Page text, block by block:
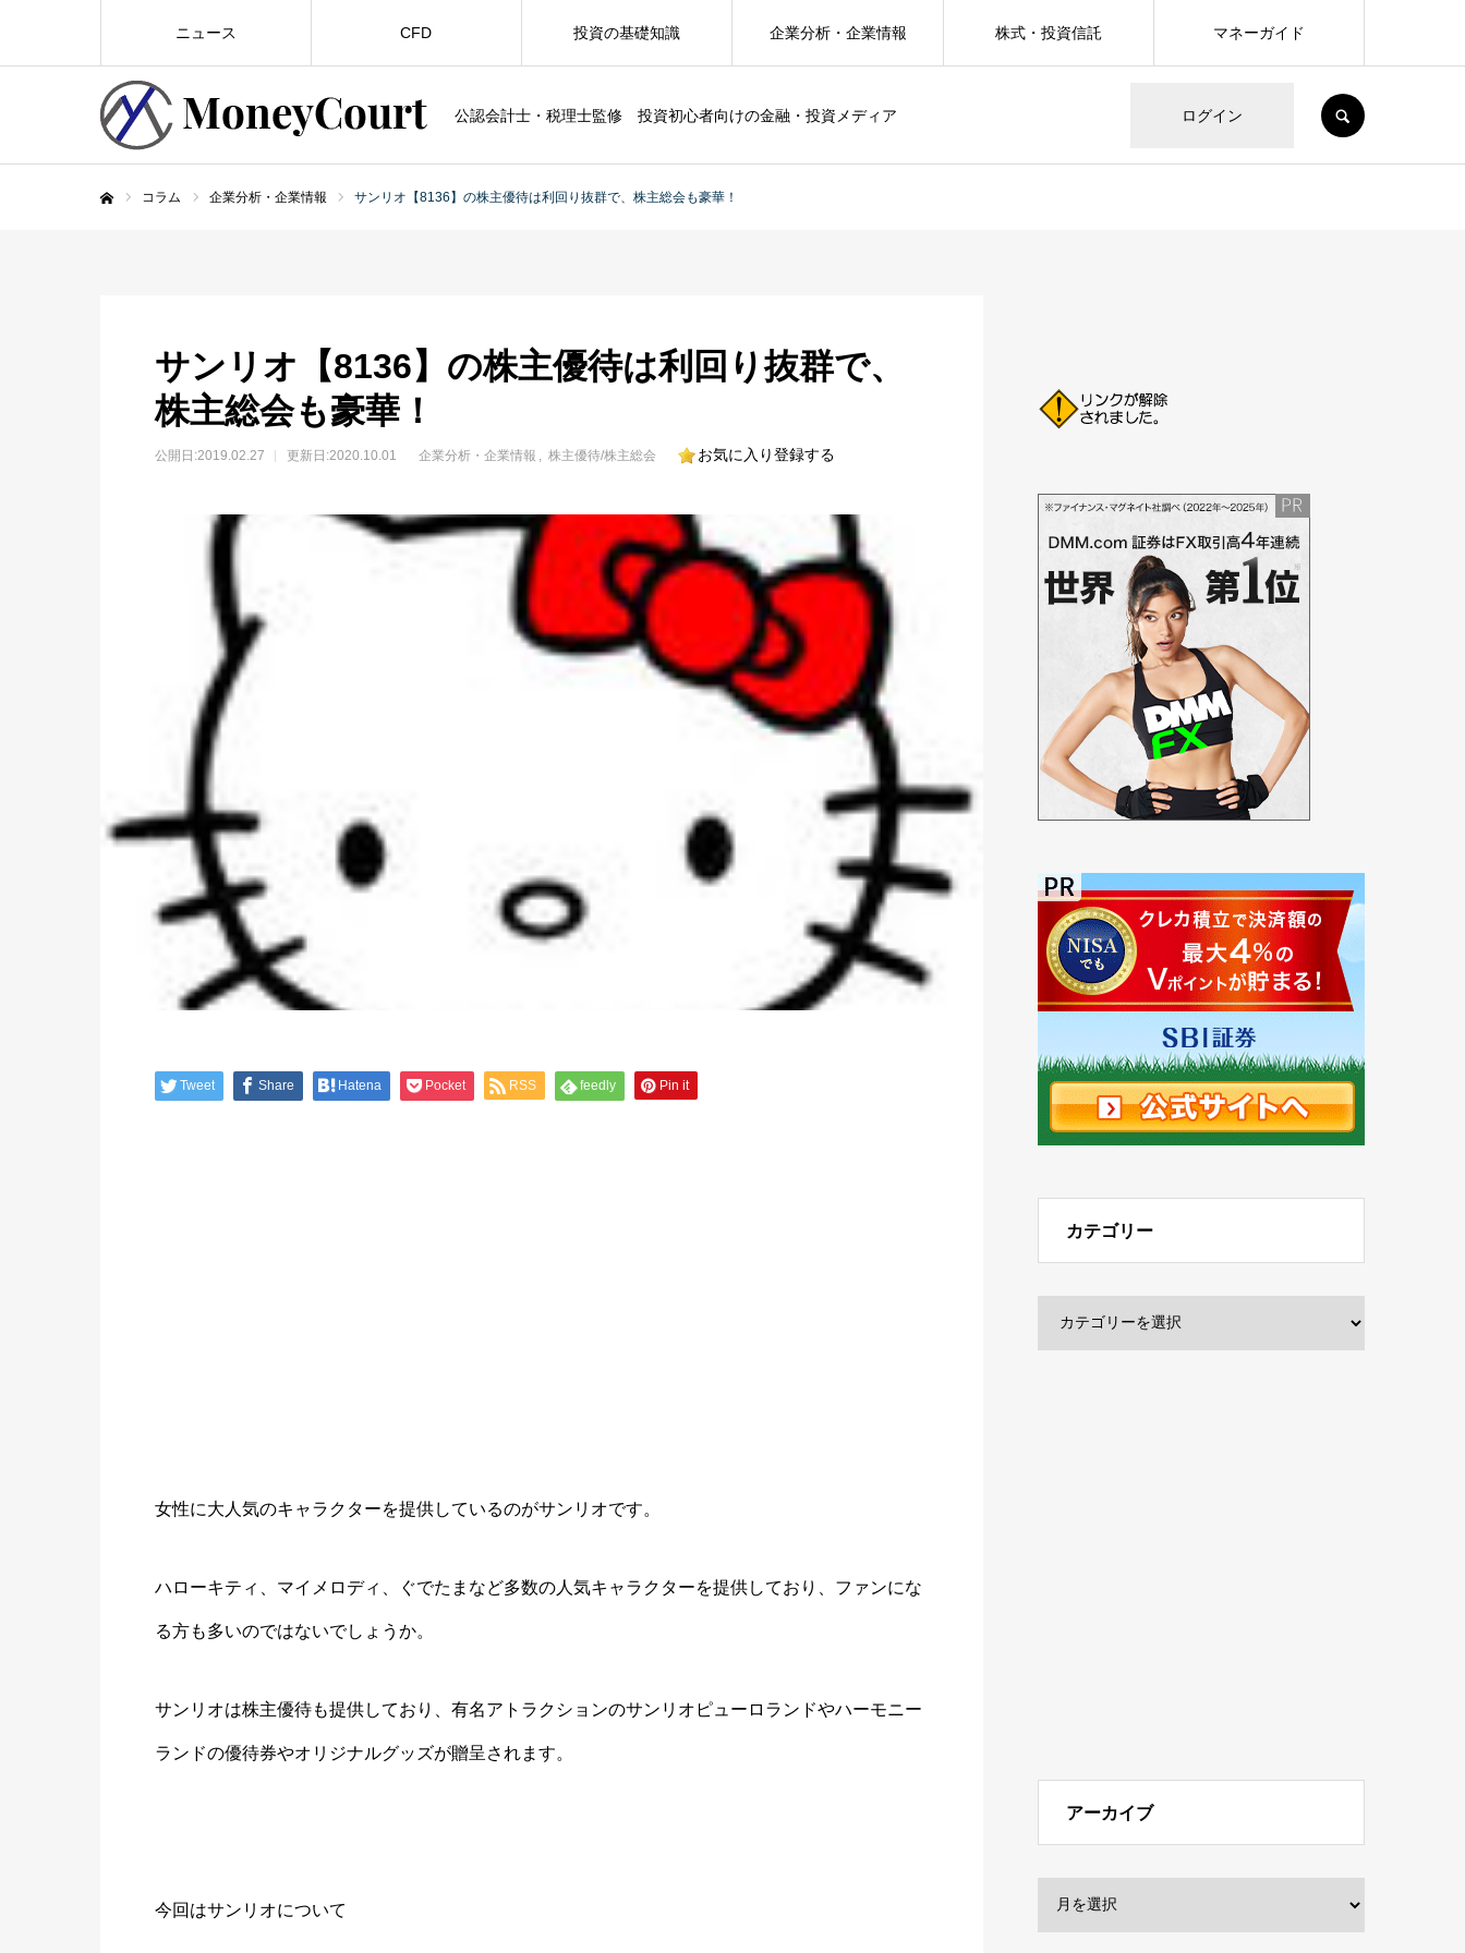
公認会計士・税理士監修 投資初心者向けの金融・投資メディア ログイン
ニュース CFD 投資の基礎知識 企業分析・企業情報 株式・投資信託 マネーガイド
コラム 企業分析・企業情報 サンリオ【8136】の株主優待は利回り抜群で、株主総会も豪華！
サンリオ【8136】の株主優待は利回り抜群で、
株主総会も豪華！
公開日:2019.02.27 更新日:2020.10.01 企業分析・企業情報 株主優待/株主総会 お気に入り登録する
Tweet Share Hatena Pocket RSS feedly Pin it
女性に大人気のキャラクターを提供しているのがサンリオです。
ハローキティ、マイメロディ、ぐでたまなど多数の人気キャラクターを提供しており、ファンにな
る方も多いのではないでしょうか。
サンリオは株主優待も提供しており、有名アトラクションのサンリオピューロランドやハーモニー
ランドの優待券やオリジナルグッズが贈呈されます。
今回はサンリオについて
カテゴリー
アーカイブ